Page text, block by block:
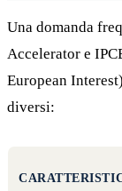
Una domanda
Accelerator e
European
diversi: